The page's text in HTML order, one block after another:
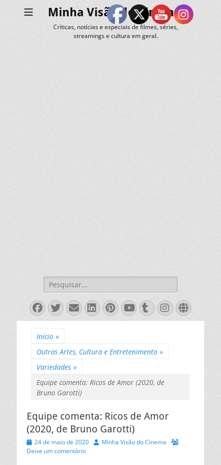
Minha Visão do Cinema
Críticas, notícias e especiais de filmes, séries,
streamings e cultura em geral.
Pesquisar
por:
Facebook
Twitter
EmailLinkedIn
Pinterest
YouTube
Tumblr
Início »
Outras Artes, Cultura e Entretenimento »
Variedades »
Equipe comenta: Ricos de Amor (2020, de
Bruno Garotti)
Equipe comenta: Ricos de Amor
(2020, de Bruno Garotti)
Posted
on
24 de maio de 2020 AutorMinha Visão do Cinema
Deixe um comentário